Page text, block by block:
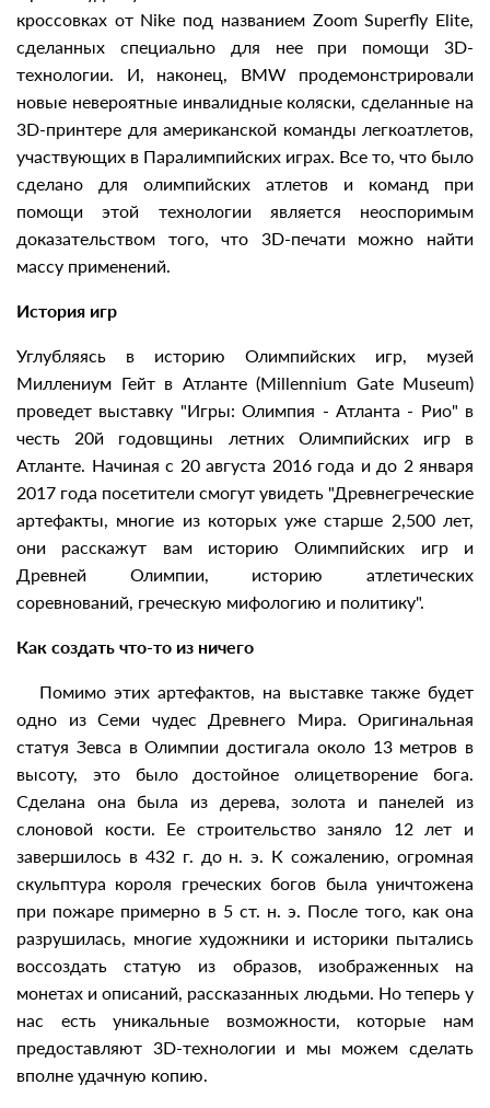
кроссовках от Nike под названием Zoom Superfly Elite,
сделанных специально для нее при помощи 3D-
технологии. И, наконец, BMW продемонстрировали
новые невероятные инвалидные коляски, сделанные на
3D-принтере для американской команды легкоатлетов,
участвующих в Паралимпийских играх. Все то, что было
сделано для олимпийских атлетов и команд при
помощи этой технологии является неоспоримым
доказательством того, что 3D-печати можно найти
массу применений.
История игр
Углубляясь в историю Олимпийских игр, музей
Миллениум Гейт в Атланте (Millennium Gate Museum)
проведет выставку "Игры: Олимпия - Атланта - Рио" в
честь 20й годовщины летних Олимпийских игр в
Атланте. Начиная с 20 августа 2016 года и до 2 января
2017 года посетители смогут увидеть "Древнегреческие
артефакты, многие из которых уже старше 2,500 лет,
они расскажут вам историю Олимпийских игр и
Древней Олимпии, историю атлетических
соревнований, греческую мифологию и политику".
Как создать что-то из ничего
Помимо этих артефактов, на выставке также будет
одно из Семи чудес Древнего Мира. Оригинальная
статуя Зевса в Олимпии достигала около 13 метров в
высоту, это было достойное олицетворение бога.
Сделана она была из дерева, золота и панелей из
слоновой кости. Ее строительство заняло 12 лет и
завершилось в 432 г. до н. э. К сожалению, огромная
скульптура короля греческих богов была уничтожена
при пожаре примерно в 5 ст. н. э. После того, как она
разрушилась, многие художники и историки пытались
воссоздать статую из образов, изображенных на
монетах и описаний, рассказанных людьми. Но теперь у
нас есть уникальные возможности, которые нам
предоставляют 3D-технологии и мы можем сделать
вполне удачную копию.